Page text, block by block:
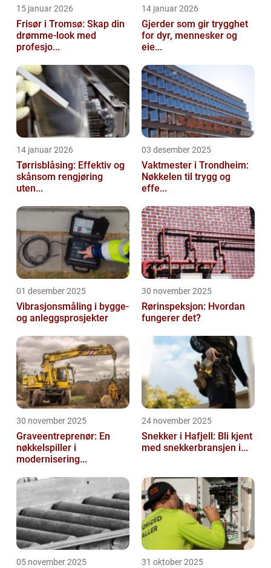
15 januar 2026
Frisør i Tromsø: Skap din
drømme-look med
profesjo...
14 januar 2026
Gjerder som gir trygghet
for dyr, mennesker og
eie...
14 januar 2026
Tørrisblåsing: Effektiv og
skånsom rengjøring
uten...
03 desember 2025
Vaktmester i Trondheim:
Nøkkelen til trygg og
effe...
01 desember 2025
Vibrasjonsmåling i bygge-
og anleggsprosjekter
30 november 2025
Rørinspeksjon: Hvordan
fungerer det?
30 november 2025
Graveentreprenør: En
nøkkelspiller i
modernisering...
24 november 2025
Snekker i Hafjell: Bli kjent
med snekkerbransjen i...
05 november 2025 31 oktober 2025